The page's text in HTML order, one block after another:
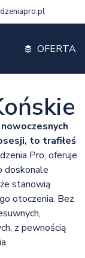
OFERTA
to trafiłeś
Pro, oferuje
doskonale
stanowią
otoczenia. Bez
z pewnością